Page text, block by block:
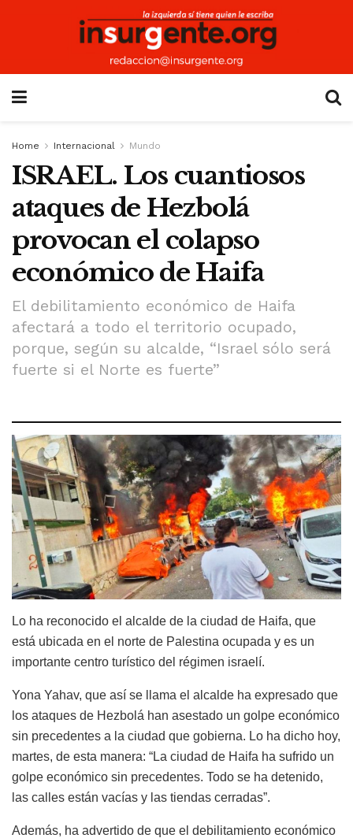
Home Internacional Mundo
ISRAEL. Los cuantiosos
ataques de Hezbolá
provocan el colapso
económico de Haifa
El debilitamiento económico de Haifa
afectará a todo el territorio ocupado,
porque, según su alcalde, “Israel sólo será
fuerte si el Norte es fuerte”
Lo ha reconocido el alcalde de la ciudad de Haifa, que
está ubicada en el norte de Palestina ocupada y es un
importante centro turístico del régimen israelí.
Yona Yahav, que así se llama el alcalde ha expresado que
los ataques de Hezbolá han asestado un golpe económico
sin precedentes a la ciudad que gobierna. Lo ha dicho hoy,
martes, de esta manera: “La ciudad de Haifa ha sufrido un
golpe económico sin precedentes. Todo se ha detenido,
las calles están vacías y las tiendas cerradas”.
Además, ha advertido de que el debilitamiento económico